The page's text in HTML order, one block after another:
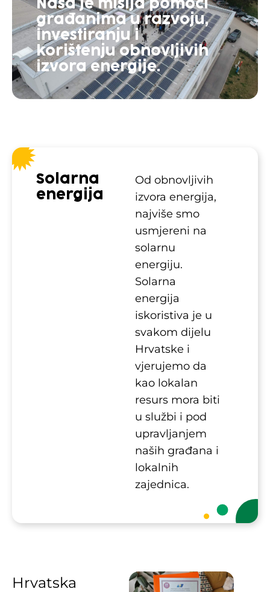
Naša je misija pomoći
građanima u razvoju,
investiranju i
korištenju obnovljivih
izvora energije.
Solarna
energija
Od obnovljivih
izvora energija,
najviše smo
usmjereni na
solarnu
energiju.
Solarna
energija
iskoristiva je u
svakom dijelu
Hrvatske i
vjerujemo da
kao lokalan
resurs mora biti
u službi i pod
upravljanjem
naših građana i
lokalnih
zajednica.
Hrvatska